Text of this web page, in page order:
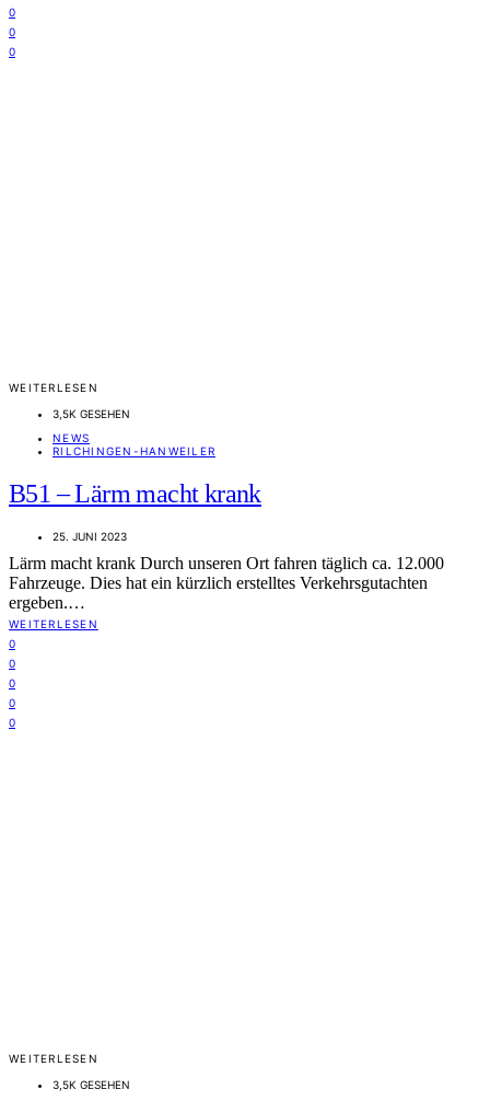
0
0
0
WEITERLESEN
3,5K GESEHEN
NEWS
RILCHINGEN-HANWEILER
B51 – Lärm macht krank
25. JUNI 2023
Lärm macht krank Durch unseren Ort fahren täglich ca. 12.000
Fahrzeuge. Dies hat ein kürzlich erstelltes Verkehrsgutachten
ergeben.…
WEITERLESEN
0
0
0
0
0
WEITERLESEN
3,5K GESEHEN